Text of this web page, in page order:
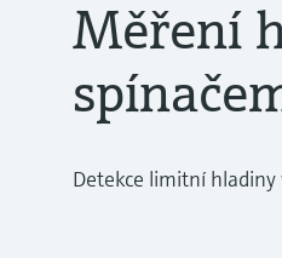
Měření
Detekce limitní hladiny